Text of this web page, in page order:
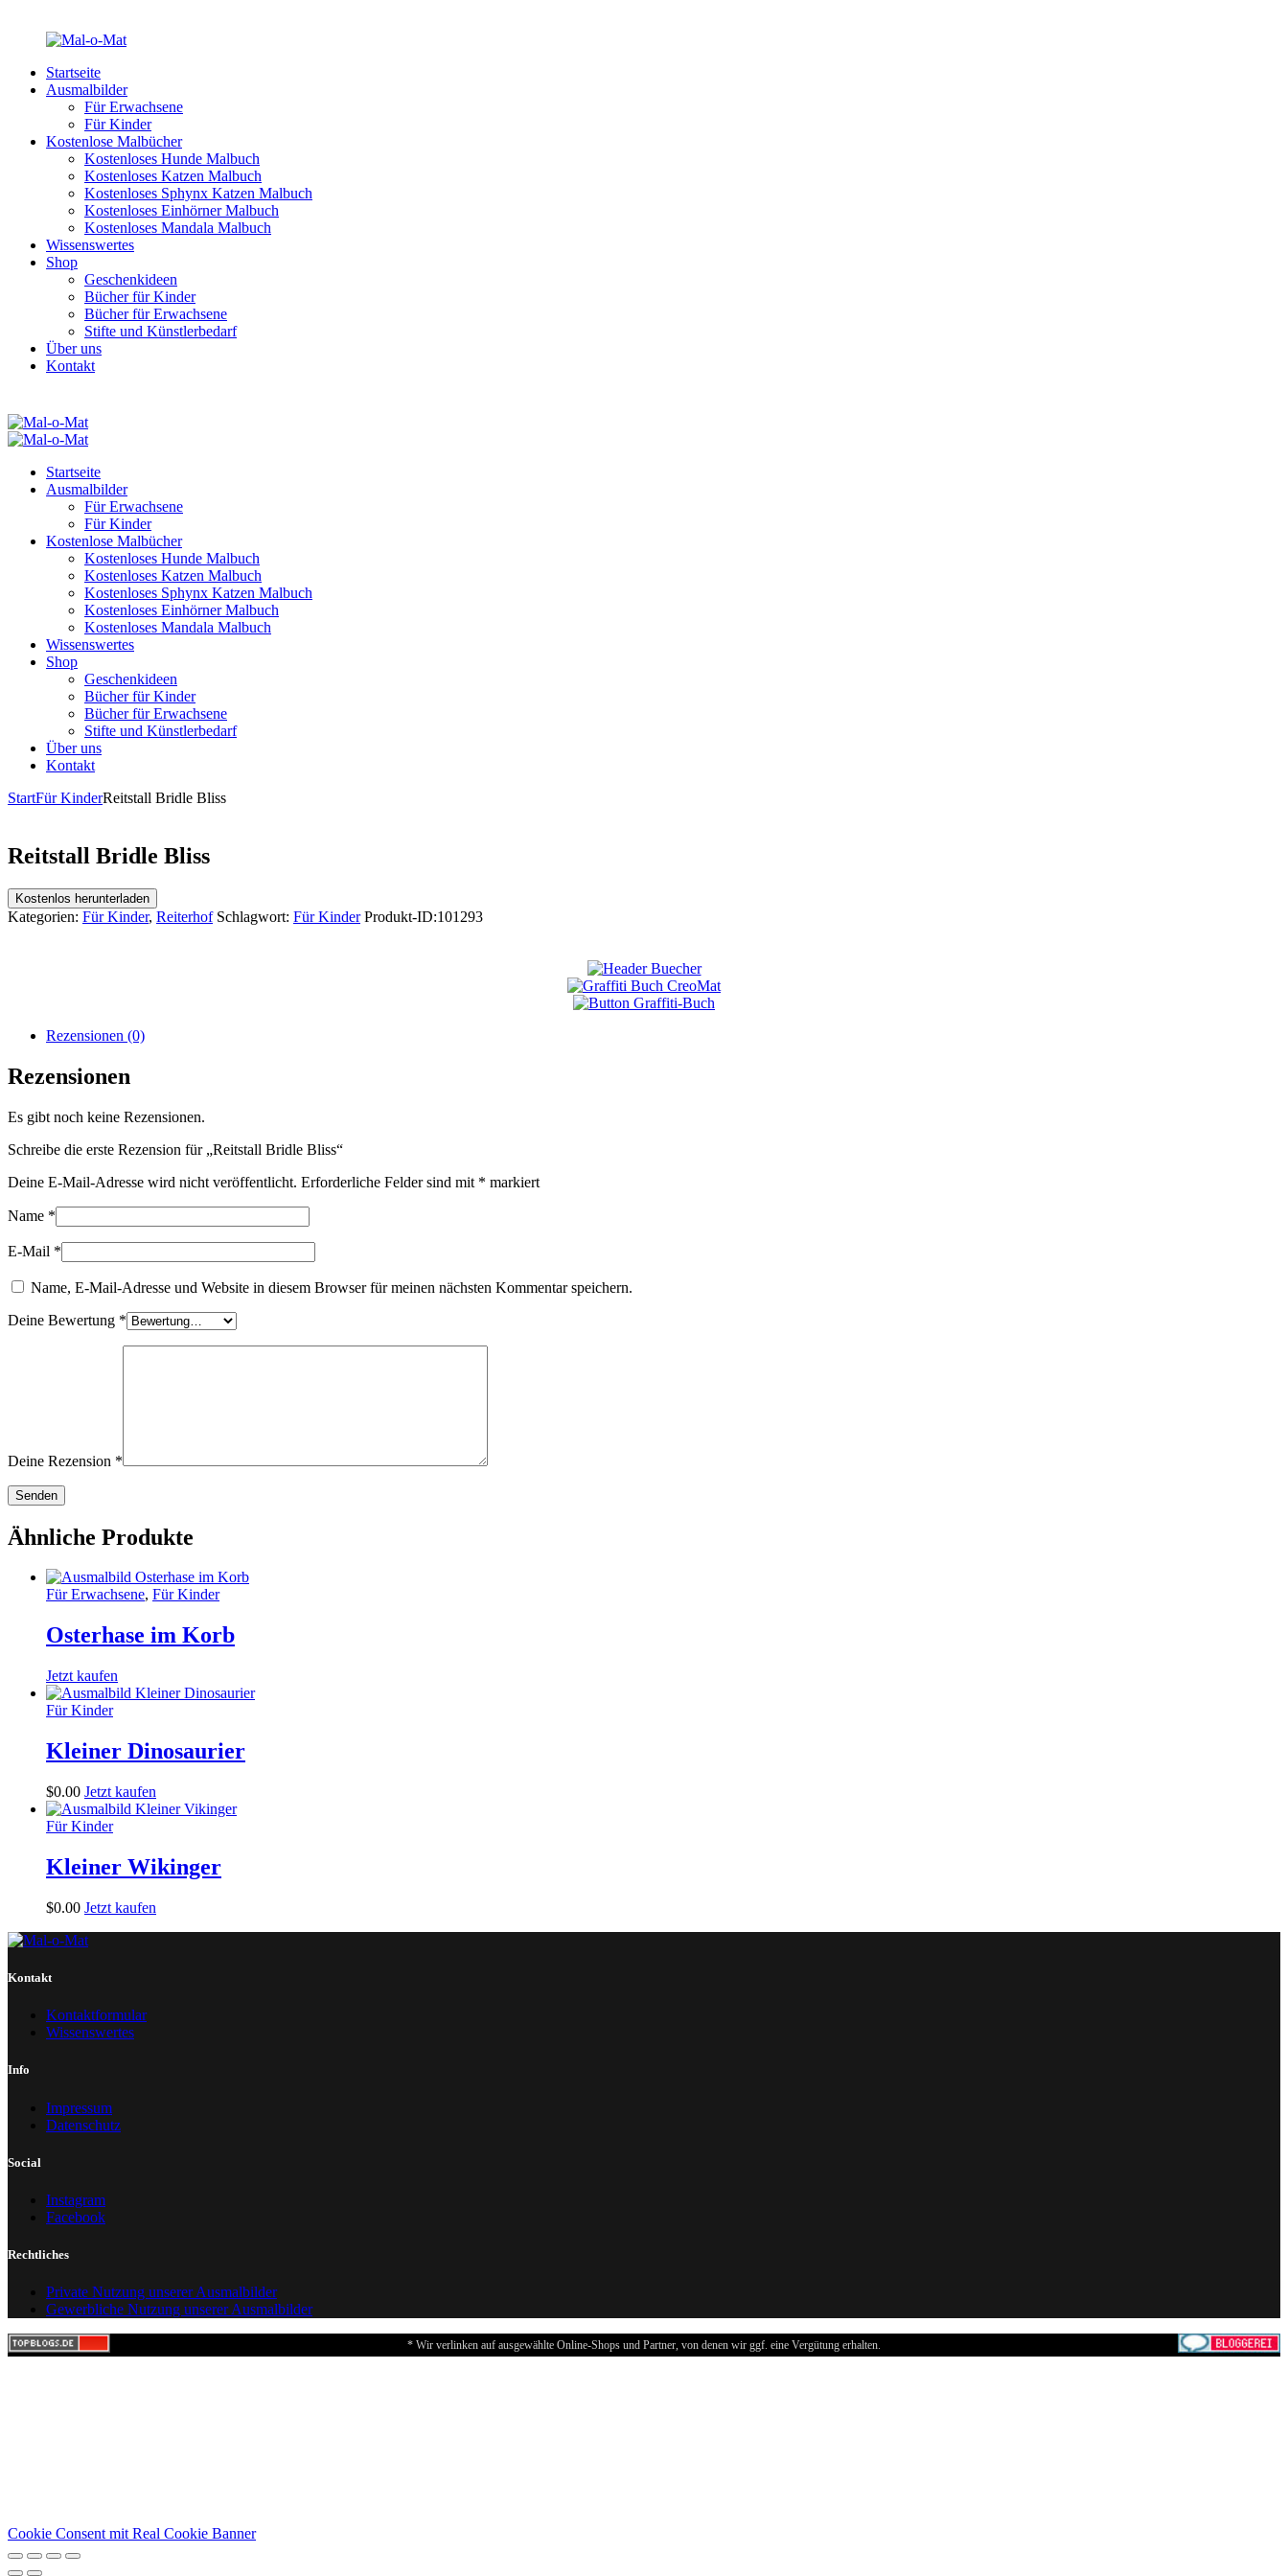
Startseite
Ausmalbilder
Für Erwachsene
Für Kinder
Kostenlose Malbücher
Kostenloses Hunde Malbuch
Kostenloses Katzen Malbuch
Kostenloses Sphynx Katzen Malbuch
Kostenloses Einhörner Malbuch
Kostenloses Mandala Malbuch
Wissenswertes
Shop
Geschenkideen
Bücher für Kinder
Bücher für Erwachsene
Stifte und Künstlerbedarf
Über uns
Kontakt
Startseite
Ausmalbilder
Für Erwachsene
Für Kinder
Kostenlose Malbücher
Kostenloses Hunde Malbuch
Kostenloses Katzen Malbuch
Kostenloses Sphynx Katzen Malbuch
Kostenloses Einhörner Malbuch
Kostenloses Mandala Malbuch
Wissenswertes
Shop
Geschenkideen
Bücher für Kinder
Bücher für Erwachsene
Stifte und Künstlerbedarf
Über uns
Kontakt
StartFür KinderReitstall Bridle Bliss
Reitstall Bridle Bliss
Kostenlos herunterladen
Kategorien: Für Kinder, Reiterhof Schlagwort: Für Kinder Produkt-ID:101293
Rezensionen (0)
Rezensionen
Es gibt noch keine Rezensionen.
Schreibe die erste Rezension für „Reitstall Bridle Bliss“
Deine E-Mail-Adresse wird nicht veröffentlicht. Erforderliche Felder sind mit * markiert
Name *
E-Mail *
Name, E-Mail-Adresse und Website in diesem Browser für meinen nächsten Kommentar speichern.
Deine Bewertung *
Deine Rezension *
Ähnliche Produkte
Für Erwachsene, Für Kinder
Osterhase im Korb
Jetzt kaufen
Für Kinder
Kleiner Dinosaurier
$0.00 Jetzt kaufen
Für Kinder
Kleiner Wikinger
$0.00 Jetzt kaufen
Kontakt
Kontaktformular
Wissenswertes
Info
Impressum
Datenschutz
Social
Instagram
Facebook
Rechtliches
Private Nutzung unserer Ausmalbilder
Gewerbliche Nutzung unserer Ausmalbilder
* Wir verlinken auf ausgewählte Online-Shops und Partner, von denen wir ggf. eine Vergütung erhalten.
Cookie Consent mit Real Cookie Banner